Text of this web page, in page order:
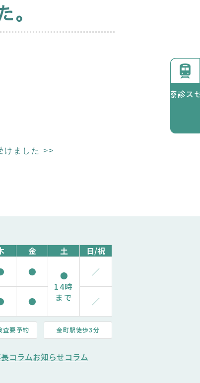
アクセス
けました >>
金 土
日/祝
●
●
14時
まで
／
● ／
査要予約 金町駅徒歩3分
コラムお知らせコラム